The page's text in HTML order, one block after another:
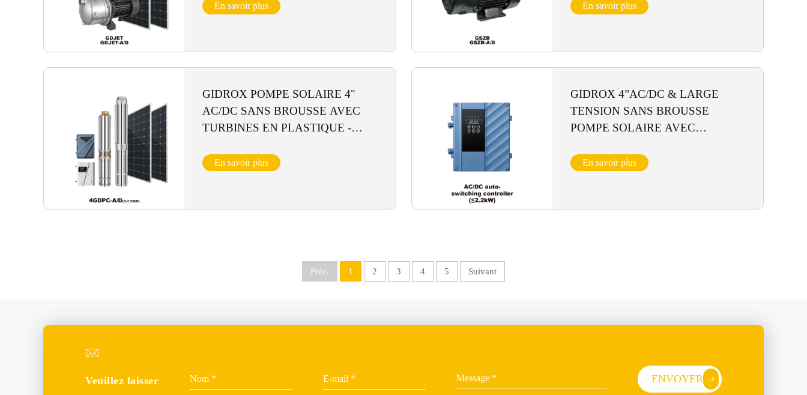
En savoir plus En savoir plus
GIDROX POMPE SOLAIRE 4"
AC/DC SANS BROUSSE AVEC
TURBINES EN PLASTIQUE -
En savoir plus
GIDROX 4”AC/DC & LARGE
TENSION SANS BROUSSE
POMPE SOLAIRE AVEC
A/D(HV) 4/6GDSC-A/D(HV)
En savoir plus
Préc. 1 2 3 4 5 Suivant
Veuillez laisser
ENVOYER